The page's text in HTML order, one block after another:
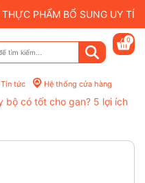
PHẨM BỔ SUNG UY
Tin tức Hệ thống cửa hàng
0
bộ có tốt cho gan? 5 lợi ích